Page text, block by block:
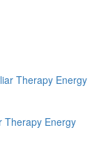
Therapy Energy